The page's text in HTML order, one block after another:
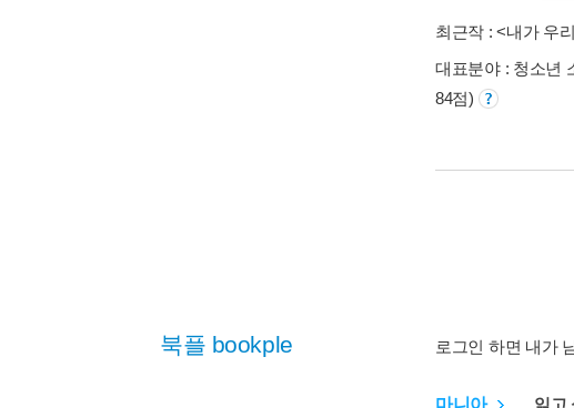
최근작 :<내가 우
대표분야 : 청소년
84점)
북플 bookple 로그인 하면 내가